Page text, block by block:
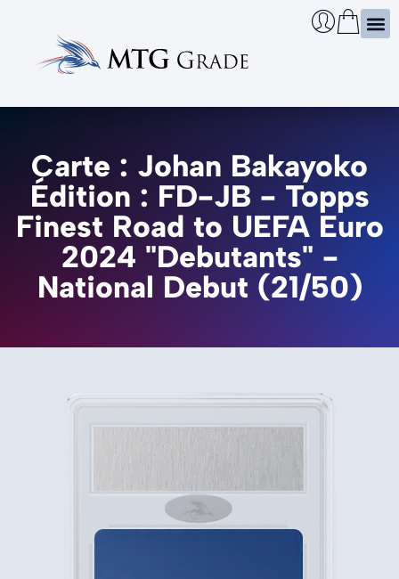
Carte : Johan Bakayoko
Édition : FD-JB - Topps
Finest Road to UEFA Euro
2024 "Debutants" -
National Debut (21/50)